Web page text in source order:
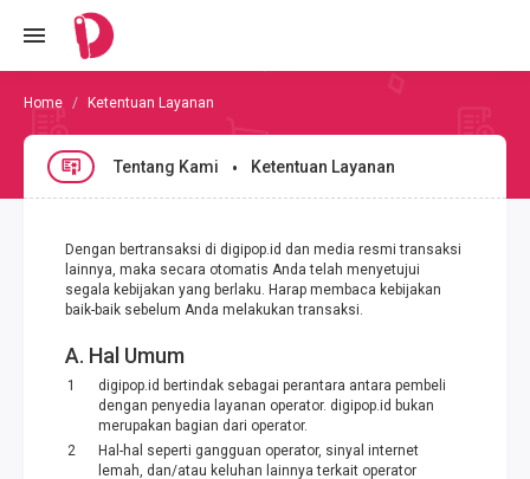
Ketentuan Layanan
Tentang Kami Ketentuan Layanan
Dengan bertransaksi di digipop.id dan media resmi transaksi
lainnya, maka secara otomatis Anda telah menyetujui
segala kebijakan yang berlaku. Harap membaca kebijakan
baik-baik sebelum Anda melakukan transaksi.
A. Hal Umum
digipop.id bertindak sebagai perantara antara pembeli
dengan penyedia layanan operator. digipop.id bukan
merupakan bagian dari operator.
Hal-hal seperti gangguan operator, sinyal internet
lemah, dan/atau keluhan lainnya terkait operator